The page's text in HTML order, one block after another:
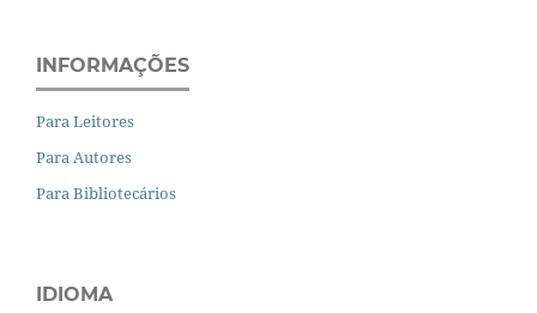
INFORMAÇÕES
Para Leitores
Para Autores
Para Bibliotecários
IDIOMA